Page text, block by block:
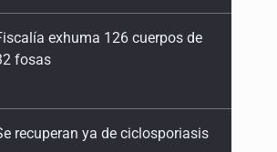
fosas